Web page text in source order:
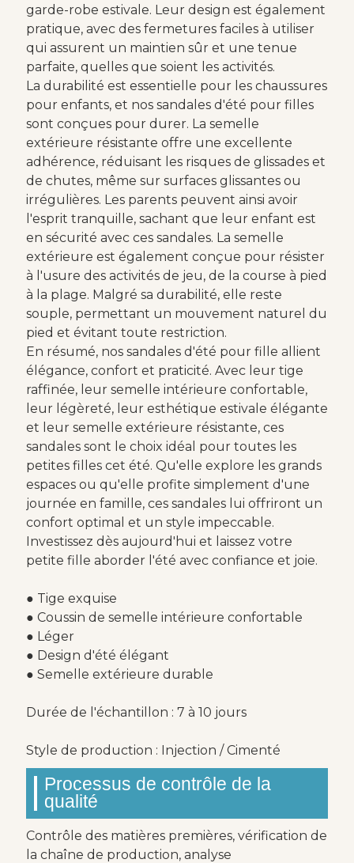
garde-robe estivale. Leur design est également
pratique, avec des fermetures faciles à utiliser
qui assurent un maintien sûr et une tenue
parfaite, quelles que soient les activités.
La durabilité est essentielle pour les chaussures
pour enfants, et nos sandales d'été pour filles
sont conçues pour durer. La semelle
extérieure résistante offre une excellente
adhérence, réduisant les risques de glissades et
de chutes, même sur surfaces glissantes ou
irrégulières. Les parents peuvent ainsi avoir
l'esprit tranquille, sachant que leur enfant est
en sécurité avec ces sandales. La semelle
extérieure est également conçue pour résister
à l'usure des activités de jeu, de la course à pied
à la plage. Malgré sa durabilité, elle reste
souple, permettant un mouvement naturel du
pied et évitant toute restriction.
En résumé, nos sandales d'été pour fille allient
élégance, confort et praticité. Avec leur tige
raffinée, leur semelle intérieure confortable,
leur légèreté, leur esthétique estivale élégante
et leur semelle extérieure résistante, ces
sandales sont le choix idéal pour toutes les
petites filles cet été. Qu'elle explore les grands
espaces ou qu'elle profite simplement d'une
journée en famille, ces sandales lui offriront un
confort optimal et un style impeccable.
Investissez dès aujourd'hui et laissez votre
petite fille aborder l'été avec confiance et joie.
● Tige exquise
● Coussin de semelle intérieure confortable
● Léger
● Design d'été élégant
● Semelle extérieure durable
Durée de l'échantillon : 7 à 10 jours
Style de production : Injection / Cimenté
Processus de contrôle de la
qualité
Contrôle des matières premières, vérification de
la chaîne de production, analyse